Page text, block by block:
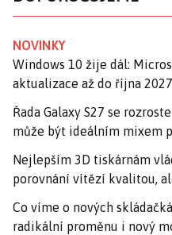
NOVINKY
Windows 10 žije dál:
aktualizace až do října 2027
Řada Galaxy S27 se
může být ideálním mixem
Nejlepším 3D tiskárnám
porovnání vítězí kvalitou,
Co víme o nových
radikální proměnu i nový